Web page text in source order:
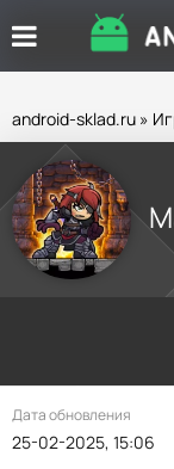
android-sklad.ru »
Дата обновления
25-02-2025, 15:06